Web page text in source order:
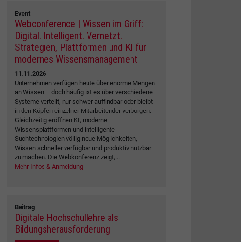
Event
Webconference | Wissen im Griff:
Digital. Intelligent. Vernetzt.
Strategien, Plattformen und KI für
modernes Wissensmanagement
11.11.2026
Unternehmen verfügen heute über enorme Mengen
an Wissen – doch häufig ist es über verschiedene
Systeme verteilt, nur schwer auffindbar oder bleibt
in den Köpfen einzelner Mitarbeitender verborgen.
Gleichzeitig eröffnen KI, moderne
Wissensplattformen und intelligente
Suchtechnologien völlig neue Möglichkeiten,
Wissen schneller verfügbar und produktiv nutzbar
zu machen. Die Webkonferenz zeigt,...
Mehr Infos & Anmeldung
Beitrag
Digitale Hochschullehre als
Bildungsherausforderung